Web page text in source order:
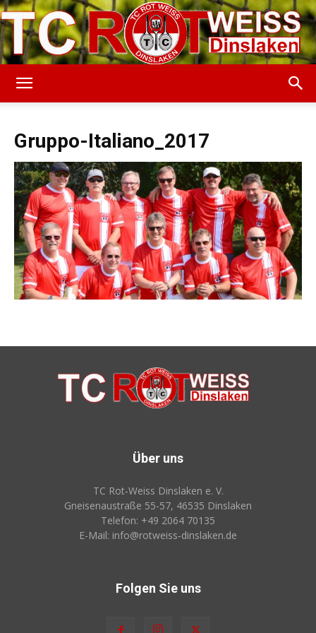
Weiss
Dinslaken
Gruppo-Italiano_2017
Über uns
TC Rot‑Weiss Dinslaken e. V.
Gneisenaustraße 55-57, 46535 Dinslaken
Telefon: +49 2064 70135
E-Mail: info@rotweiss‑dinslaken.de
Folgen Sie uns